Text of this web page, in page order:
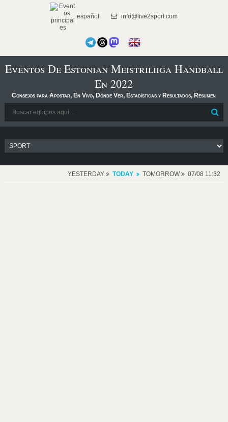
español info@live2sport.com
Eventos De Estonian Meistriliiga Handball
En 2022
Consejos para Apostar, En Vivo, Dónde Ver, Estadísticas y Resultados, Resumen
YESTERDAY TODAY TOMORROW 07/08 11:32